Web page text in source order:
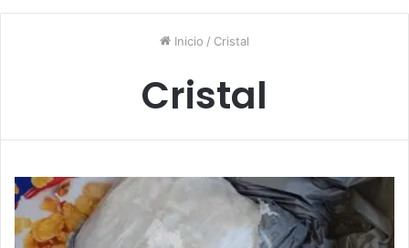
Inicio / Cristal
Cristal